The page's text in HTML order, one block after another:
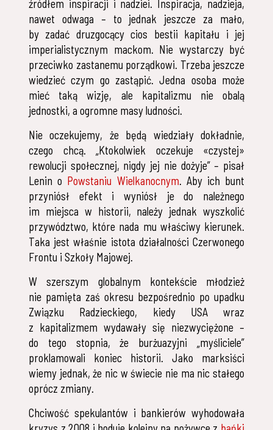
źródłem inspiracji i nadziei. Inspiracja, nadzieja,
nawet odwaga – to jednak jeszcze za mało,
by zadać druzgocący cios bestii kapitału i jej
imperialistycznym mackom. Nie wystarczy być
przeciwko zastanemu porządkowi. Trzeba jeszcze
wiedzieć czym go zastąpić. Jedna osoba może
mieć taką wizję, ale kapitalizmu nie obalą
jednostki, a ogromne masy ludności.
Nie oczekujemy, że będą wiedziały dokładnie,
czego chcą. „Ktokolwiek oczekuje «czystej»
rewolucji społecznej, nigdy jej nie dożyje” – pisał
Lenin o Powstaniu Wielkanocnym. Aby ich bunt
przyniósł efekt i wyniósł je do należnego
im miejsca w historii, należy jednak wyszkolić
przywództwo, które nada mu właściwy kierunek.
Taka jest właśnie istota działalności Czerwonego
Frontu i Szkoły Majowej.
W szerszym globalnym kontekście młodzież
nie pamięta zaś okresu bezpośrednio po upadku
Związku Radzieckiego, kiedy USA wraz
z kapitalizmem wydawały się niezwyciężone –
do tego stopnia, że burżuazyjni „myśliciele”
proklamowali koniec historii. Jako marksiści
wiemy jednak, że nic w świecie nie ma nic stałego
oprócz zmiany.
Chciwość spekulantów i bankierów wyhodowała